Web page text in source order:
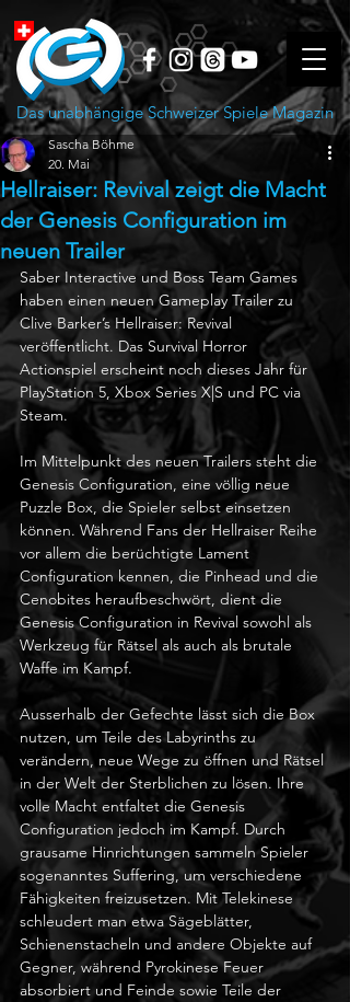
Das unabhängige Schweizer Spiele Magazin
Hellraiser: Revival zeigt die Macht
der Genesis Configuration im
neuen Trailer
Sascha Böhme
20. Mai
Saber Interactive und Boss Team Games
haben einen neuen Gameplay Trailer zu
Clive Barker’s Hellraiser: Revival
veröffentlicht. Das Survival Horror
Actionspiel erscheint noch dieses Jahr für
PlayStation 5, Xbox Series X|S und PC via
Steam.
Im Mittelpunkt des neuen Trailers steht die
Genesis Configuration, eine völlig neue
Puzzle Box, die Spieler selbst einsetzen
können. Während Fans der Hellraiser Reihe
vor allem die berüchtigte Lament
Configuration kennen, die Pinhead und die
Cenobites heraufbeschwört, dient die
Genesis Configuration in Revival sowohl als
Werkzeug für Rätsel als auch als brutale
Waffe im Kampf.
Ausserhalb der Gefechte lässt sich die Box
nutzen, um Teile des Labyrinths zu
verändern, neue Wege zu öffnen und Rätsel
in der Welt der Sterblichen zu lösen. Ihre
volle Macht entfaltet die Genesis
Configuration jedoch im Kampf. Durch
grausame Hinrichtungen sammeln Spieler
sogenanntes Suffering, um verschiedene
Fähigkeiten freizusetzen. Mit Telekinese
schleudert man etwa Sägeblätter,
Schienenstacheln und andere Objekte auf
Gegner, während Pyrokinese Feuer
absorbiert und Feinde sowie Teile der